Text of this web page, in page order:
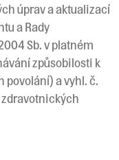
úprav a aktualizací
a Rady
Sb. v platném
způsobilosti k
a vyhl. č.
zdravotnických